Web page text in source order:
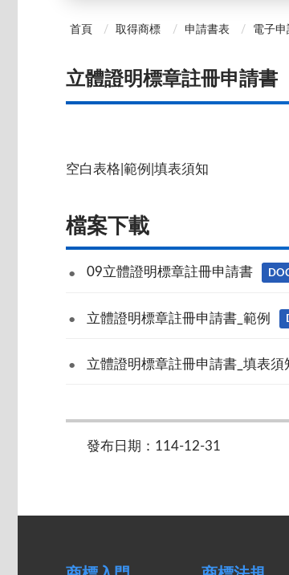
首頁 取得商標 申請書表 電子申
立體證明標章註冊申請書
空白表格|範例|填表須知
檔案下載
09立體證明標章註冊申請書
立體證明標章註冊申請書_範例
立體證明標章註冊申請書_填表須
發布日期：114-12-31